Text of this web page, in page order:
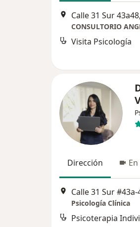
Calle 31 Sur
CONSULTORIO
Visita Psicología
Dirección
Calle 31 Sur
Psicología Clínica
Psicoterapia